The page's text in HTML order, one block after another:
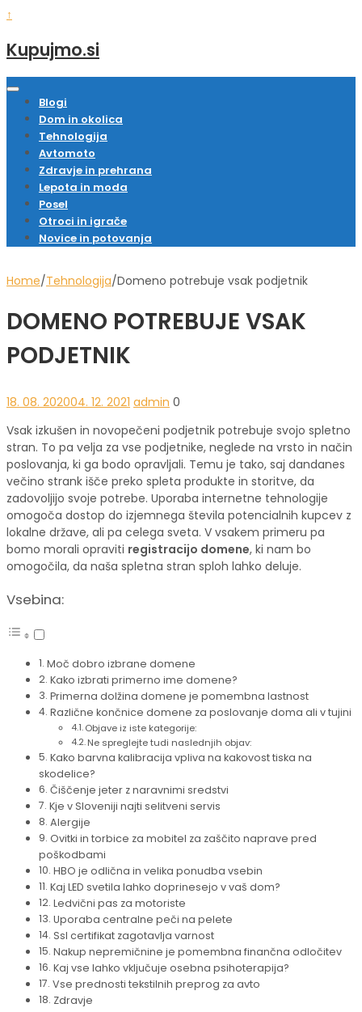
↑
Kupujmo.si
Blogi
Dom in okolica
Tehnologija
Avtomoto
Zdravje in prehrana
Lepota in moda
Posel
Otroci in igrače
Novice in potovanja
Home∕Tehnologija∕Domeno potrebuje vsak podjetnik
DOMENO POTREBUJE VSAK
PODJETNIK
18. 08. 202004. 12. 2021 admin 0
Vsak izkušen in novopečeni podjetnik potrebuje svojo spletno
stran. To pa velja za vse podjetnike, neglede na vrsto in način
poslovanja, ki ga bodo opravljali. Temu je tako, saj dandanes
večino strank išče preko spleta produkte in storitve, da
zadovoljijo svoje potrebe. Uporaba internetne tehnologije
omogoča dostop do izjemnega števila potencialnih kupcev z
lokalne države, ali pa celega sveta. V vsakem primeru pa
bomo morali opraviti registracijo domene, ki nam bo
omogočila, da naša spletna stran sploh lahko deluje.
Vsebina:
Moč dobro izbrane domene
Kako izbrati primerno ime domene?
Primerna dolžina domene je pomembna lastnost
Različne končnice domene za poslovanje doma ali v tujini
Objave iz iste kategorije:
Ne spreglejte tudi naslednjih objav:
Kako barvna kalibracija vpliva na kakovost tiska na
skodelice?
Čiščenje jeter z naravnimi sredstvi
Kje v Sloveniji najti selitveni servis
Alergije
Ovitki in torbice za mobitel za zaščito naprave pred
poškodbami
HBO je odlična in velika ponudba vsebin
Kaj LED svetila lahko doprinesejo v vaš dom?
Ledvični pas za motoriste
Uporaba centralne peči na pelete
Ssl certifikat zagotavlja varnost
Nakup nepremičnine je pomembna finančna odločitev
Kaj vse lahko vključuje osebna psihoterapija?
Vse prednosti tekstilnih preprog za avto
Zdravje